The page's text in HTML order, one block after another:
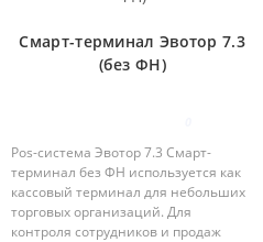
Смарт-терминал Эвотор 7.3
(без ФН)
Pos-система Эвотор 7.3 Смарт-
терминал без ФН используется как
кассовый терминал для небольших
торговых организаций. Для
контроля сотрудников и продаж